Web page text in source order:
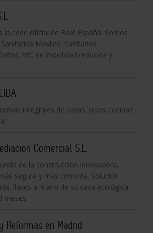
la cede oficial de Boxi España. Somos
Móviles, Sanitarios
WC de movilidad reducida y
integrales de casas, pisos cocinas
Comercial S.L.
de la construcción innovadora,
segura y más cómoda. Solución
llaves a mano de su casa ecológica
meses.
Reformas en Madrid